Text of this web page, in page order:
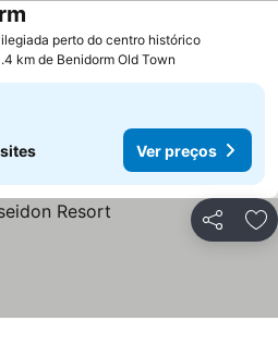
perto do centro históricoVer
km de Benidorm Old Town
Ver preços
Partilhar